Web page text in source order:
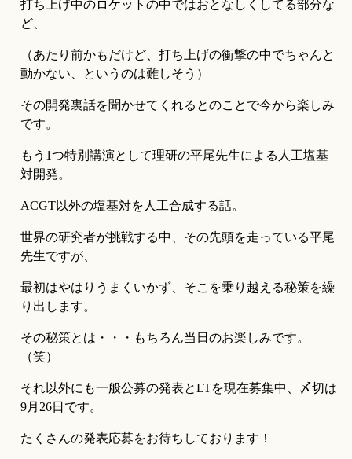
打ち上げ中のロケットの中ではおとなしくしてる部分な
ど、
（あたり前かもだけど、打ち上げの衝撃の中でちゃんと
動かない、というのは難しそう）
その開発裏話を聞かせてくれるとのことで今から楽しみ
です。
もう1つ特別講演として理研の平尾先生による人工塩基
対開発。
ACGT以外の塩基対を人工合成する話。
世界の研究者が挑戦する中、その先頭を走っている平尾
先生ですが、
最初はやはりうまくいかず、そこを乗り越える秘策を繰
り出します。
その秘策とは・・・もちろん当日のお楽しみです。
（笑）
それ以外にも一般公募の発表とLTを現在募集中、〆切は
9月26日です。
たくさんの発表応募をお待ちしております！